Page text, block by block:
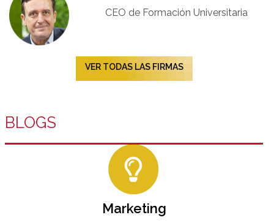
CEO de Formación Universitaria​
VER TODAS LAS FIRMAS
BLOGS
Marketing